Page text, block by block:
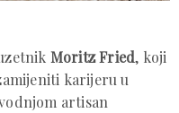
Moritz Fried, koji
karijeru u
artisan